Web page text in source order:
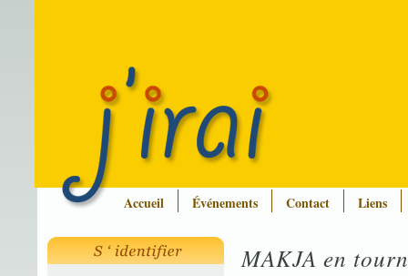
Accueil Événements Contact Liens
MAKJA en